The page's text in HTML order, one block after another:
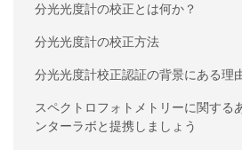
分光光度計の校正とは何か？
分光光度計の校正方法
分光光度計校正認証の背景にある理
スペクトロフォトメトリーに関する
ンターラボと提携しましょう